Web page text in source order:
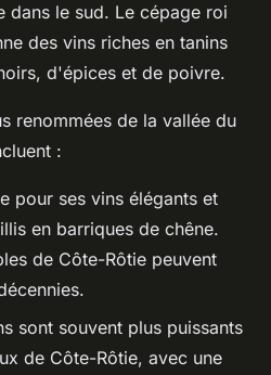
dans le sud. Le cépage roi
des vins riches en tanins
d'épices et de poivre.
renommées de la vallée du
:
pour ses vins élégants et
en barriques de chêne.
de Côte-Rôtie peuvent
sont souvent plus puissants
de Côte-Rôtie, avec une